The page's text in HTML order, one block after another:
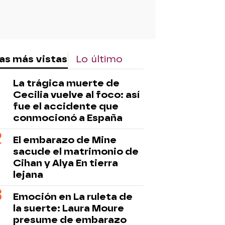
más vistas Lo último
La trágica muerte de
Cecilia vuelve al foco: así
fue el accidente que
conmocionó a España
El embarazo de Mine
sacude el matrimonio de
Cihan y Alya En tierra
lejana
Emoción en La ruleta de
la suerte: Laura Moure
presume de embarazo